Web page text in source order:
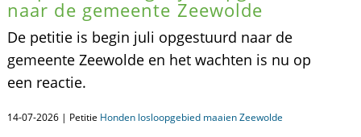
naar de gemeente Zeewolde
De petitie is begin juli opgestuurd naar de
gemeente Zeewolde en het wachten is nu op
een reactie.
14-07-2026 | Petitie Honden losloopgebied maaien Zeewolde